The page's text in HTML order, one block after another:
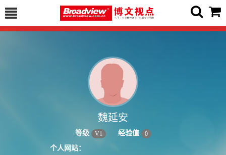
魏延安
等级 V1 经验值 0
个人网站：